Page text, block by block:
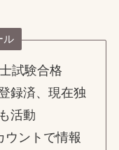
ル
試験合格
録済、現在独
活動
ウントで情報